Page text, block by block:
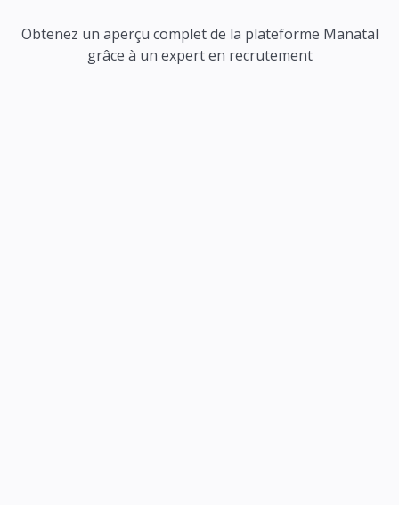
Obtenez un aperçu complet de la plateforme Manatal
grâce à un expert en recrutement